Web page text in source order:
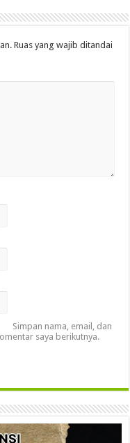
Ruas yang wajib ditandai
Simpan nama, email, dan
saya berikutnya.